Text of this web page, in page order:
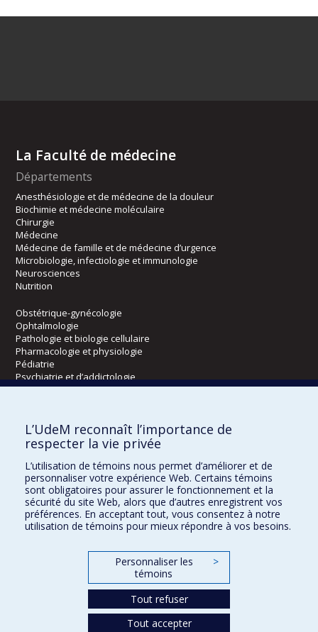
La Faculté de médecine
Départements
Anesthésiologie et de médecine de la douleur
Biochimie et médecine moléculaire
Chirurgie
Médecine
Médecine de famille et de médecine d’urgence
Microbiologie, infectiologie et immunologie
Neurosciences
Nutrition
Obstétrique-gynécologie
Ophtalmologie
Pathologie et biologie cellulaire
Pharmacologie et physiologie
Pédiatrie
Psychiatrie et d’addictologie
Radiologie, radio-oncologie et médecine nucléaire
Écoles
Orthophonie et audiologie
Réadaptation
Directions
L’UdeM reconnaît l’importance de
respecter la vie privée
L’utilisation de témoins nous permet d’améliorer et de
personnaliser votre expérience Web. Certains témoins
sont obligatoires pour assurer le fonctionnement et la
sécurité du site Web, alors que d’autres enregistrent vos
préférences. En acceptant tout, vous consentez à notre
utilisation de témoins pour mieux répondre à vos besoins.
Personnaliser les
témoins
>
Tout refuser
Tout accepter